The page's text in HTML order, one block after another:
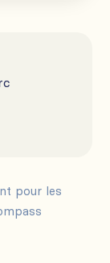
pour les